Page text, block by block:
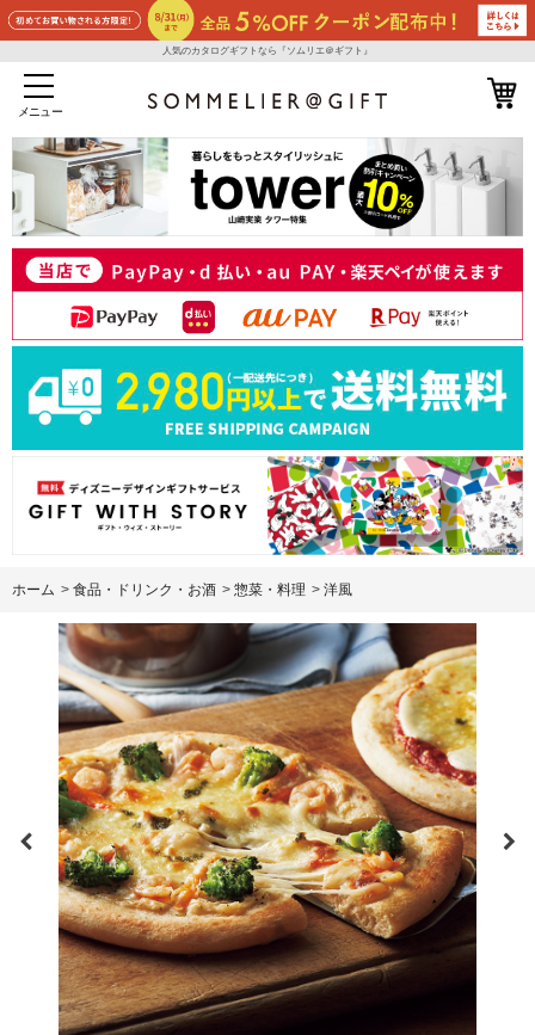
人気のカタログギフトなら『ソムリエ＠ギフト』
メニュー
ホーム > 食品・ドリンク・お酒 > 惣菜・料理 > 洋風